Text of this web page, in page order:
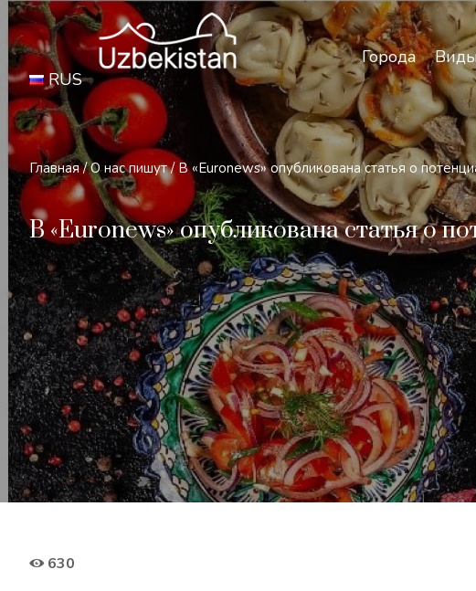
Города
RUS
Главная / О нас пишут / В «Euronews» опубликована статья о
В «Euronews» опубликована статья о
630